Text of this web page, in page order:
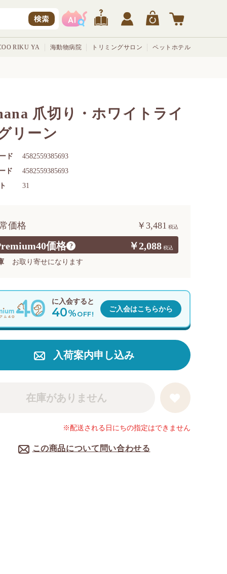
検索
RIKU YA 海動物病院 トリミングサロン ペットホテル
爪切り・ホワイトライ
リーン
価格 ? ￥2,088
価格 ￥3,481
お取り寄せになります
ド 4582559385693
31
ド 4582559385693
在庫がありません
入荷案内申し込み
この商品について問い合わせる
※配送される日にちの指定はできません
に入会すると
40%OFF!
ご入会はこちらから